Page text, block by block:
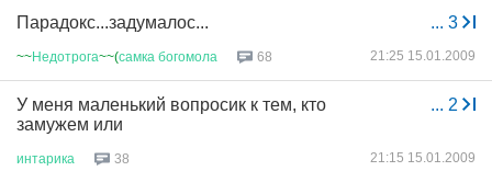
... 3
Парадокс...задумалос...
~~Недотрога~~(самка богомола 68 21:25 15.01.2009
... 2
У меня маленький вопросик к тем, кто
замужем или
интарика 38 21:15 15.01.2009